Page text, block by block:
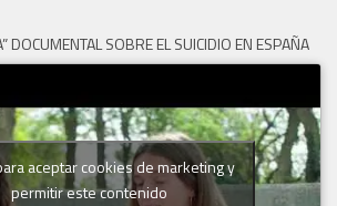
DOCUMENTAL SOBRE EL SUICIDIO EN ESPAÑA
aceptar cookies de marketing y
permitir este contenido